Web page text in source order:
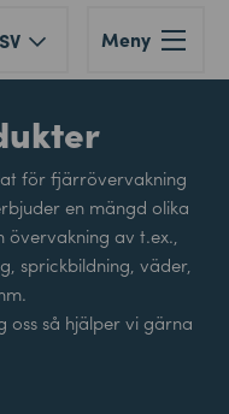
SV Meny
för fjärrövervakning
en mängd olika
av t.ex.,
sprickbildning, väder,
så hjälper vi gärna